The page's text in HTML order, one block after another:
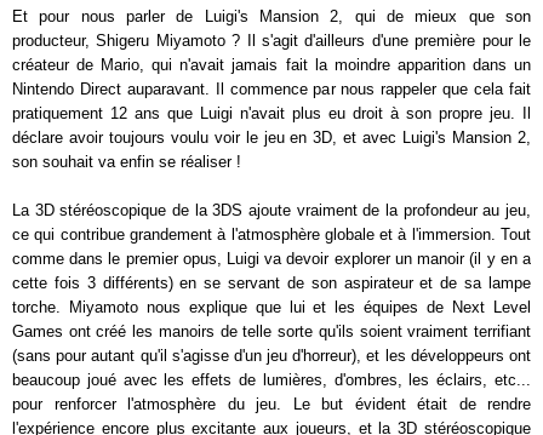
Et pour nous parler de Luigi's Mansion 2, qui de mieux que son
producteur, Shigeru Miyamoto ? Il s'agit d'ailleurs d'une première pour le
créateur de Mario, qui n'avait jamais fait la moindre apparition dans un
Nintendo Direct auparavant. Il commence par nous rappeler que cela fait
pratiquement 12 ans que Luigi n'avait plus eu droit à son propre jeu. Il
déclare avoir toujours voulu voir le jeu en 3D, et avec Luigi's Mansion 2,
son souhait va enfin se réaliser !
La 3D stéréoscopique de la 3DS ajoute vraiment de la profondeur au jeu,
ce qui contribue grandement à l'atmosphère globale et à l'immersion. Tout
comme dans le premier opus, Luigi va devoir explorer un manoir (il y en a
cette fois 3 différents) en se servant de son aspirateur et de sa lampe
torche. Miyamoto nous explique que lui et les équipes de Next Level
Games ont créé les manoirs de telle sorte qu'ils soient vraiment terrifiant
(sans pour autant qu'il s'agisse d'un jeu d'horreur), et les développeurs ont
beaucoup joué avec les effets de lumières, d'ombres, les éclairs, etc...
pour renforcer l'atmosphère du jeu. Le but évident était de rendre
l'expérience encore plus excitante aux joueurs, et la 3D stéréoscopique